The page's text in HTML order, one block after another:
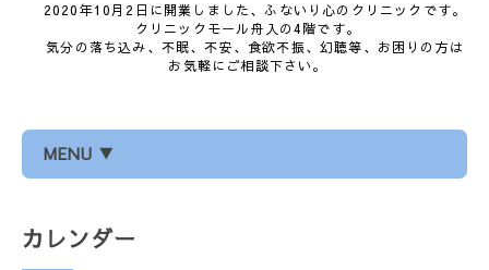
2020年10月2日に開業しました、ふないり心のクリニックです。
クリニックモール舟入の4階です。
気分の落ち込み、不眠、不安、食欲不振、幻聴等、お困りの方は
お気軽にご相談下さい。
MENU ▼
カレンダー